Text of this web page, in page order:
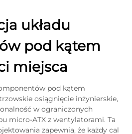
układu
pod kątem
miejsca
pod kątem
osiągnięcie inżynierskie,
w ograniczonych
micro-ATX z wentylatorami. Ta
zapewnia, że każdy cal